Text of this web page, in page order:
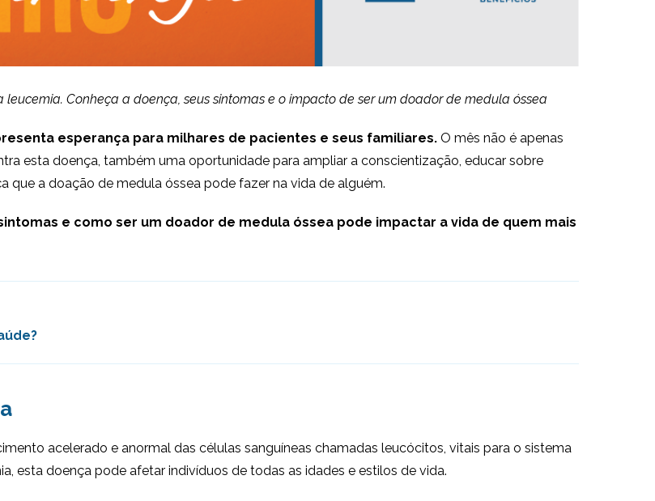
Conheça a doença, seus sintomas e o impacto de ser um doador de medula óssea
esperança para milhares de pacientes e seus familiares. O mês não é apenas
esta doença, também uma oportunidade para ampliar a conscientização, educar sobre
que a doação de medula óssea pode fazer na vida de alguém.
e como ser um doador de medula óssea pode impactar a vida de quem mais
acelerado e anormal das células sanguíneas chamadas leucócitos, vitais para o sistema
esta doença pode afetar indivíduos de todas as idades e estilos de vida.